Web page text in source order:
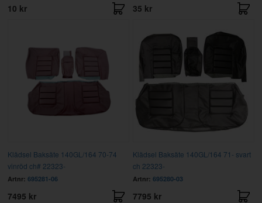
10 kr 35 kr
Klädsel Baksäte 140GL/164 70-74
vinröd ch# 22323-
Artnr: 695281-06
7495 kr
Klädsel Baksäte 140GL/164 71- svart
ch 22323-
Artnr: 695280-03
7795 kr